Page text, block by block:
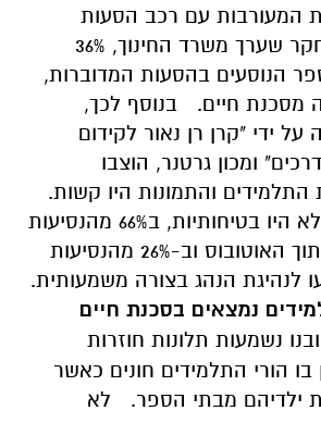
המעורבות עם רכב הסעות
תלמידים. לפי מחקר שערך משרד החינוך, 36%
הנוסעים בהסעות המדוברות,
מסכנת חיים.
בנוסף לכך,
ידי "קרן רן נאור לקידום
ומכון גרטנר, הוצבו
והתמונות היו קשות.
17.5% מהנסיעות לא היו בטיחותיות, ב66% מהנסיעות
התלמידים רבו בתוך האוטובוס וב-26% מהנסיעות
לנהיגת הנהג בצורה משמעותית.
נמצאים בסכנת חיים
נשמעות תלונות חוזרות
בו הורי התלמידים חונים כאשר
ילדיהם מבתי הספר.
לא